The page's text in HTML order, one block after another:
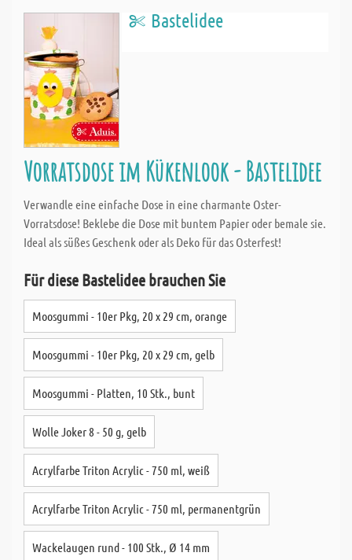
Bastelidee
Vorratsdose im Kükenlook - Bastelidee
Verwandle eine einfache Dose in eine charmante Oster-
Vorratsdose! Beklebe die Dose mit buntem Papier oder bemale sie.
Ideal als süßes Geschenk oder als Deko für das Osterfest!
Für diese Bastelidee brauchen Sie
Moosgummi - 10er Pkg, 20 x 29 cm, orange
Moosgummi - 10er Pkg, 20 x 29 cm, gelb
Moosgummi - Platten, 10 Stk., bunt
Wolle Joker 8 - 50 g, gelb
Acrylfarbe Triton Acrylic - 750 ml, weiß
Acrylfarbe Triton Acrylic - 750 ml, permanentgrün
Wackelaugen rund - 100 Stk., Ø 14 mm